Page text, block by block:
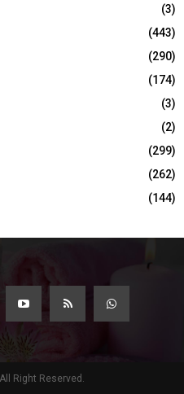
(3)
(443)
(290)
(174)
(3)
(2)
(299)
(262)
(144)
Right Reserved.